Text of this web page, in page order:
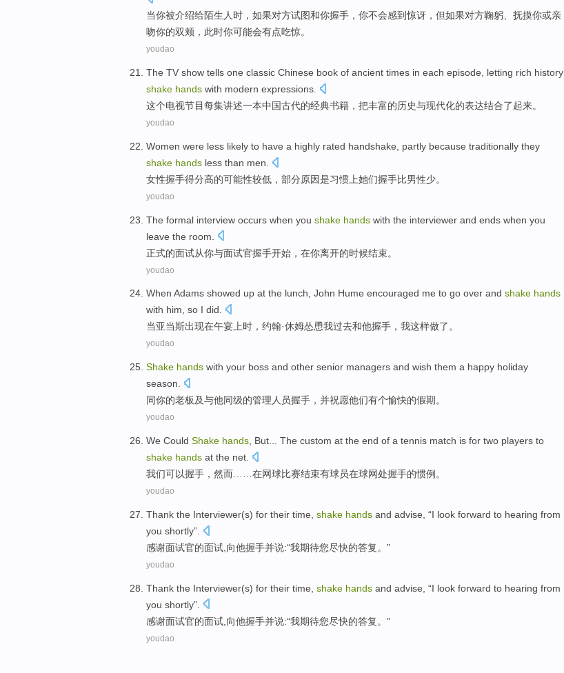
当你被介绍给陌生人 时， 如果对方试图和你握手 ，你不会感到惊讶， 但如果对方鞠躬、 抚摸你或亲
吻你的双颊，此时你可能会有点吃惊。
youdao
The TV show tells one classic Chinese book of ancient times in each episode, letting rich history
shake hands with modern expressions.
这个电视节目每集讲述一本中国古代的经典书籍，把丰富的历史与现代化的表达结合了起来。
youdao
Women were less likely to have a highly rated handshake partly because traditionally they
shake hands less than men
女性握手得分高的可能性较低， 部分原因是习惯上她们握手比男性少。
youdao
The formal interview occurs when you shake hands with the interviewer and ends when you
leave the room.
正式的面试从你与面试官握手开始 ，在你离开的时候结束。
youdao
When Adams showed up at the lunch, John Hume encouraged me to go over and shake hands
with him, so I did.
当亚当斯出现在午宴上时 ，约翰·休姆怂恿我过去和他握手 ， 我这样做了。
youdao
Shake hands with your boss and other senior managers and wish them a happy holiday
season
同你的老板及与他同级的管理人员握手 ， 并祝愿他们有个愉快的假期。
youdao
We Could Shake hands But The custom at the end of a tennis match is for two players to
shake hands at the net
我们可以握手 ， 然而 在网球比赛结束有球员在球网处握手的惯例 。
youdao
Thank the Interviewer(s) for their time, shake hands and advise, “I look forward to hearing from
you shortly”.
感谢面试官的面试,向他握手并说:“我期待您尽快的答复 。”
youdao
Thank the Interviewer(s) for their time, shake hands and advise, “I look forward to hearing from
you shortly”.
感谢面试官的面试,向他握手并说:“我期待您尽快的答复 。”
youdao